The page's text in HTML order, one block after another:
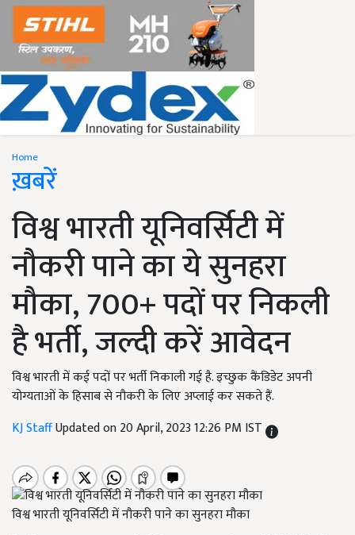
Home
ख़बरें
विश्व भारती यूनिवर्सिटी में
नौकरी पाने का ये सुनहरा
मौका, 700+ पदों पर निकली
है भर्ती, जल्दी करें आवेदन
विश्व भारती में कई पदों पर भर्ती निकाली गई है. इच्छुक कैंडिडेट अपनी
योग्यताओं के हिसाब से नौकरी के लिए अप्लाई कर सकते हैं.
KJ StaffUpdated on 20 April, 2023 12:26 PM IST
विश्व भारती यूनिवर्सिटी में नौकरी पाने का सुनहरा मौका